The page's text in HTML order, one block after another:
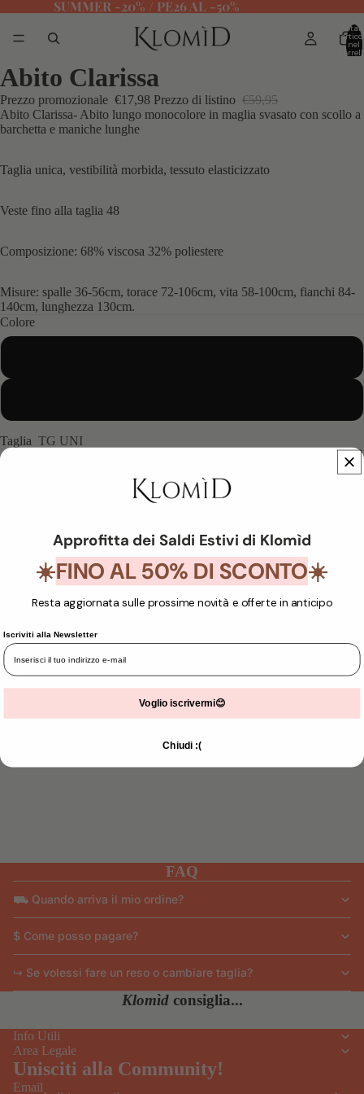
SUMMER -20% / PE26 AL -50%
Totale
nel
Abito Clarissa
Prezzo promozionale €17,98 Prezzo di listino €59,95
Abito Clarissa- Abito lungo monocolore in maglia svasato con scollo a
barchetta e maniche lunghe
Taglia unica, vestibilità morbida, tessuto elasticizzato
Veste fino alla taglia 48
Composizione: 68% viscosa 32% poliestere
Misure: spalle 36-56cm, torace 72-106cm, vita 58-100cm, fianchi 84-
140cm, lunghezza 130cm.
Colore
Taglia TG UNI
Unisciti a noi per ricevere
AGGIUNGI AL CARRELLO
Altre opzioni di pagamento
FAQ
⛟ Quando arriva il mio ordine?
$ Come posso pagare?
↪ Se volessi fare un reso o cambiare taglia?
Klomìd consiglia...
Info Utili
Area Legale
Unisciti alla Community!
Email
Approfitta dei Saldi Estivi di Klomìd
☀️FINO AL 50% DI SCONTO☀️
Resta aggiornata sulle prossime novità e offerte in anticipo
Iscriviti alla Newsletter
Voglio iscrivermi😊
Chiudi :(